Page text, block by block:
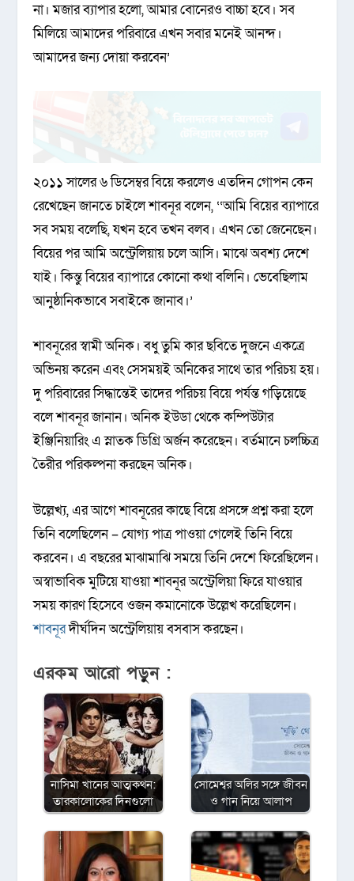
না। মজার ব্যাপার হলো, আমার বোনেরও বাচ্চা হবে। সব
মিলিয়ে আমাদের পরিবারে এখন সবার মনেই আনন্দ।
আমাদের জন্য দোয়া করবেন’
২০১১ সালের ৬ ডিসেম্বর বিয়ে করলেও এতদিন গোপন কেন
রেখেছেন জানতে চাইলে শাবনূর বলেন, ‘‘আমি বিয়ের ব্যাপারে
সব সময় বলেছি, যখন হবে তখন বলব। এখন তো জেনেছেন।
বিয়ের পর আমি অস্ট্রেলিয়ায় চলে আসি। মাঝে অবশ্য দেশে
যাই। কিন্তু বিয়ের ব্যাপারে কোনো কথা বলিনি। ভেবেছিলাম
আনুষ্ঠানিকভাবে সবাইকে জানাব।’
শাবনূরের স্বামী অনিক। বধু তুমি কার ছবিতে দুজনে একত্রে
অভিনয় করেন এবং সেসময়ই অনিকের সাথে তার পরিচয় হয়।
দু পরিবারের সিদ্ধান্তেই তাদের পরিচয় বিয়ে পর্যন্ত গড়িয়েছে
বলে শাবনূর জানান। অনিক ইউডা থেকে কম্পিউটার
ইঞ্জিনিয়ারিং এ স্নাতক ডিগ্রি অর্জন করেছেন। বর্তমানে চলচ্চিত্র
তৈরীর পরিকল্পনা করছেন অনিক।
উল্লেখ্য, এর আগে শাবনূরের কাছে বিয়ে প্রসঙ্গে প্রশ্ন করা হলে
তিনি বলেছিলেন – যোগ্য পাত্র পাওয়া গেলেই তিনি বিয়ে
করবেন। এ বছরের মাঝামাঝি সময়ে তিনি দেশে ফিরেছিলেন।
অস্বাভাবিক মুটিয়ে যাওয়া শাবনূর অস্ট্রেলিয়া ফিরে যাওয়ার
সময় কারণ হিসেবে ওজন কমানোকে উল্লেখ করেছিলেন।
শাবনূরদীর্ঘদিন অস্ট্রেলিয়ায় বসবাস করছেন।
এরকম আরো পড়ুন :
নাসিমা খানের আত্মকথন:
তারকালোকের দিনগুলো
সোমেশ্বর অলির সঙ্গে জীবন
ও গান নিয়ে আলাপ